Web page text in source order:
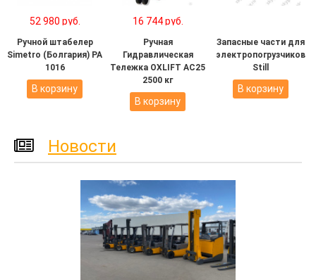
52 980 руб.
Ручной штабелер
Simetro (Болгария) PA
1016
В корзину
16 744 руб.
Ручная
Гидравлическая
Тележка OXLIFT AC25
2500 кг
В корзину
Запасные части для
электропогрузчиков
Still
В корзину
Новости